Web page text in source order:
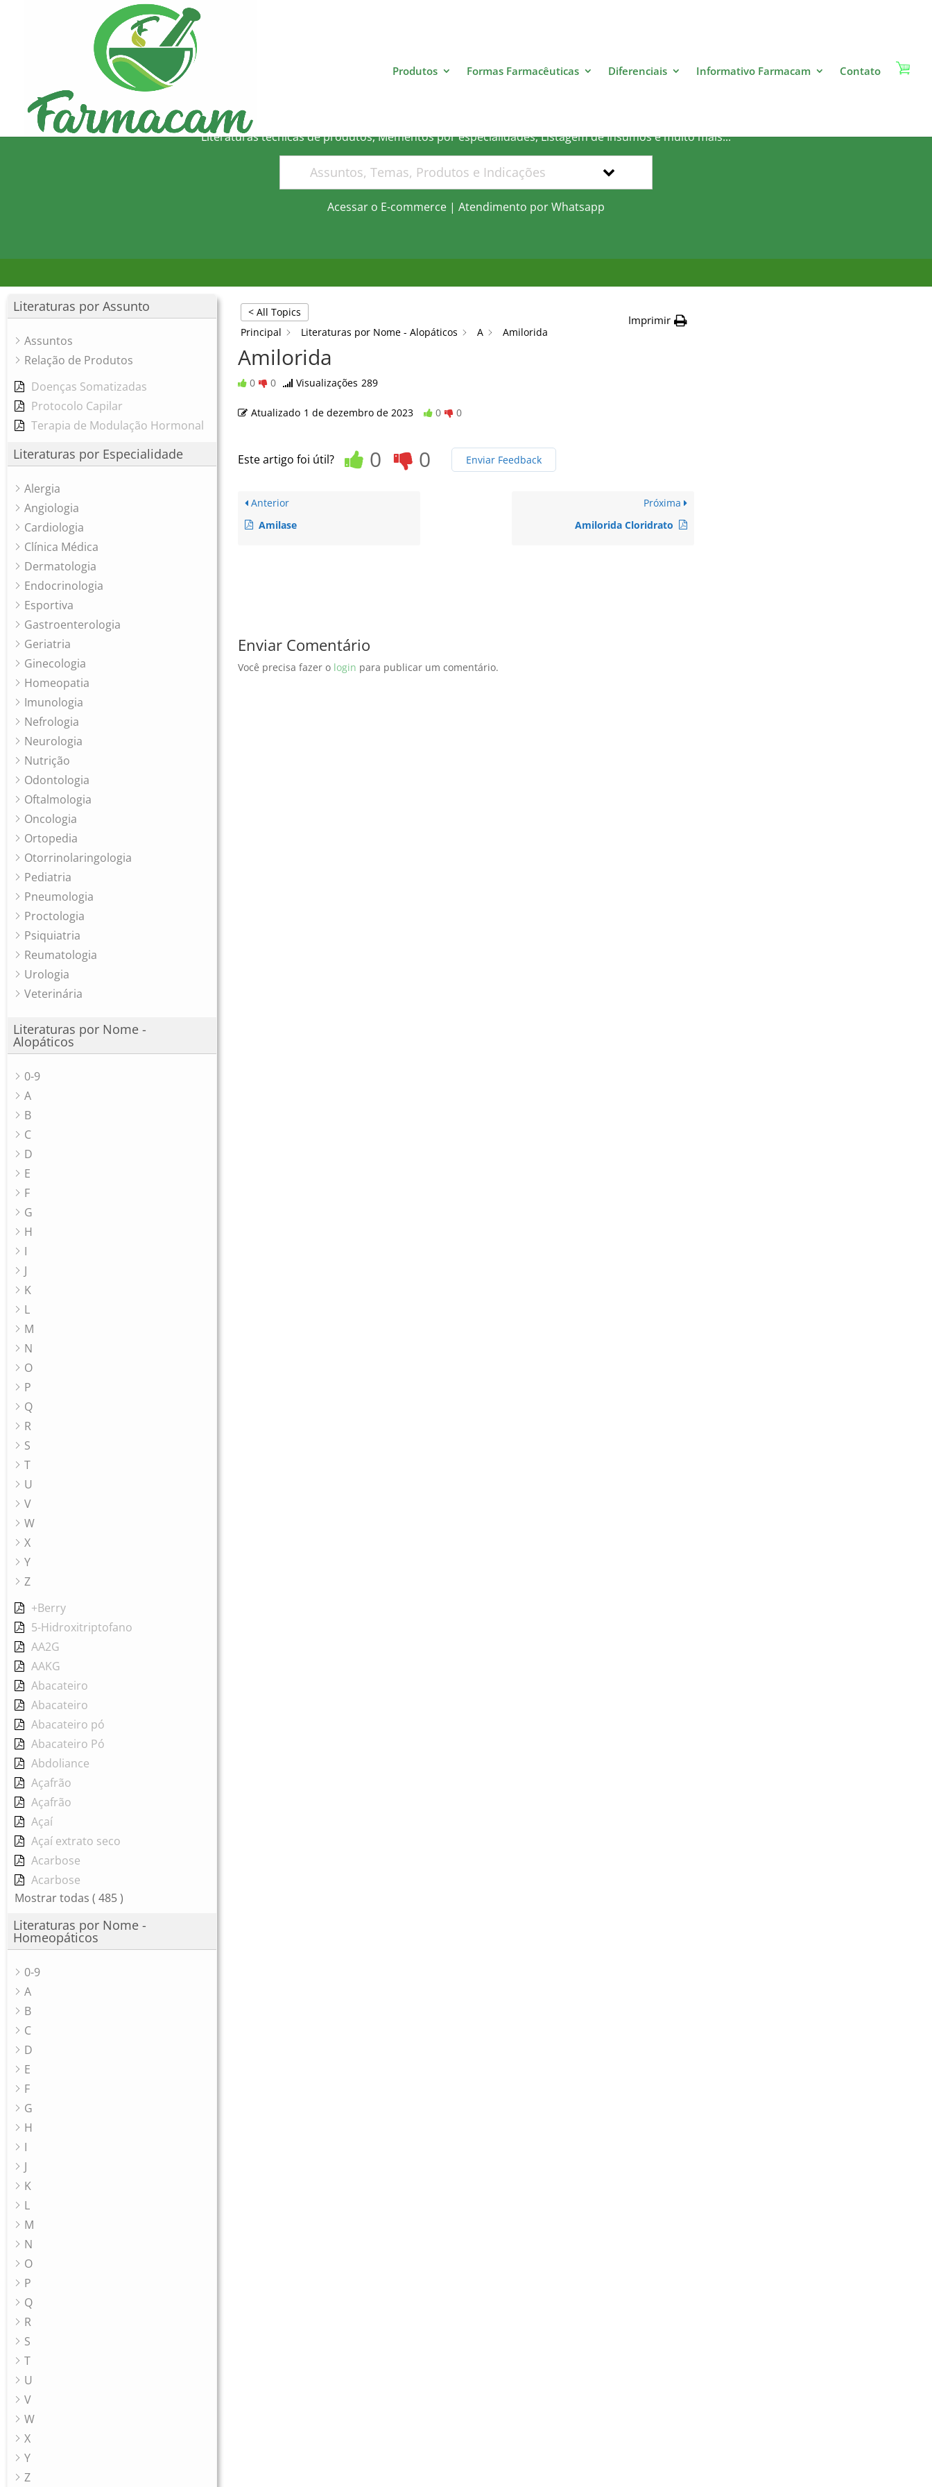
Produtos Formas Farmacêuticas Diferenciais Informativo Farmacam Contato
Literaturas técnicas de produtos, Mementos por especialidades, Listagem de Insumos e muito mais...
Acessar o E-commerce | Atendimento por Whatsapp
Literaturas por Assunto
Assuntos
Relação de Produtos
Doenças Somatizadas
Protocolo Capilar
Terapia de Modulação Hormonal
Literaturas por Especialidade
Alergia
Angiologia
Cardiologia
Clínica Médica
Dermatologia
Endocrinologia
Esportiva
Gastroenterologia
Geriatria
Ginecologia
Homeopatia
Imunologia
Nefrologia
Neurologia
Nutrição
Odontologia
Oftalmologia
Oncologia
Ortopedia
Otorrinolaringologia
Pediatria
Pneumologia
Proctologia
Psiquiatria
Reumatologia
Urologia
Veterinária
Literaturas por Nome -
Alopáticos
0-9
A
B
C
D
E
F
G
H
I
J
K
L
M
N
O
P
Q
R
S
T
U
V
W
X
Y
Z
+Berry
5-Hidroxitriptofano
AA2G
AAKG
Abacateiro
Abacateiro
Abacateiro pó
Abacateiro Pó
Abdoliance
Açafrão
Açafrão
Açaí
Açaí extrato seco
Acarbose
Acarbose
Mostrar todas ( 485 )
Literaturas por Nome -
Homeopáticos
0-9
A
B
C
D
E
F
G
H
I
J
K
L
M
N
O
P
Q
R
S
T
U
V
W
X
Y
Z
< All Topics
Principal
Literaturas por Nome - Alopáticos A Amilorida
Imprimir
Amilorida
0 0 Visualizações 289
Atualizado 1 de dezembro de 2023 0 0
Este artigo foi útil? 0 0 Enviar Feedback
Anterior
Amilase
Próxima
Amilorida Cloridrato
Enviar Comentário
Você precisa fazer o login para publicar um comentário.